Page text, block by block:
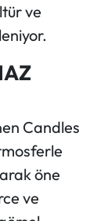
ve
Candles
öne
ve